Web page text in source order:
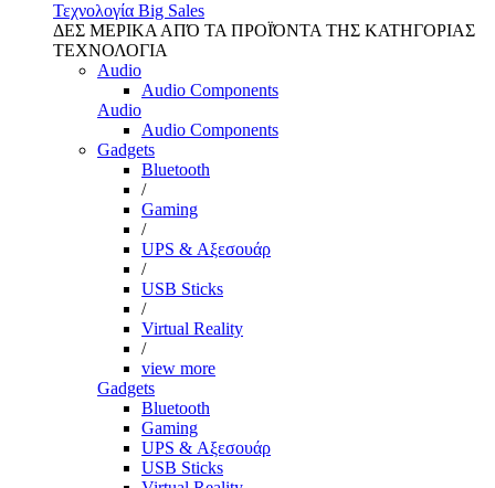
Τεχνολογία Big Sales
ΔΕΣ ΜΕΡΙΚΑ ΑΠΌ ΤΑ ΠΡΟΪΌΝΤΑ ΤΗΣ ΚΑΤΗΓΟΡΙΑΣ
ΤΕΧΝΟΛΟΓΙΑ
Audio
Audio Components
Audio
Audio Components
Gadgets
Bluetooth
/
Gaming
/
UPS & Αξεσουάρ
/
USB Sticks
/
Virtual Reality
/
view more
Gadgets
Bluetooth
Gaming
UPS & Αξεσουάρ
USB Sticks